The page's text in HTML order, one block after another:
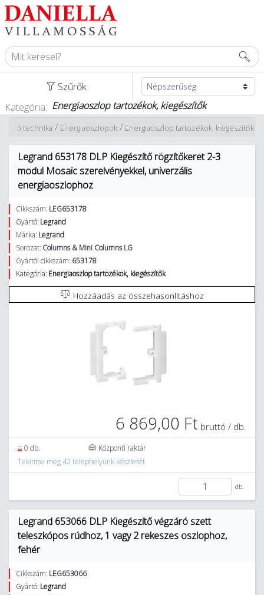
Szűrők
Kategória: Energiaoszlop tartozékok, kiegészítők
Energiaoszlop tartozékok, kiegészítők
/
Energiaoszlopok
/
technika
Legrand 653178 DLP Kiegészítő rögzítőkeret 2-3
modul Mosaic szerelvényekkel, univerzális
energiaoszlophoz
Cikkszám: LEG653178
Gyártó: Legrand
Márka: Legrand
Sorozat: Columns & Mini Columns LG
Gyártói cikkszám: 653178
Kategória: Energiaoszlop tartozékok, kiegészítők
Hozzáadás az összehasonlításhoz
6 869,00 Ft bruttó / db.
0 db.
Központi raktár
Tekintse meg 42 telephelyünk készletét
db.
Legrand 653066 DLP Kiegészítő végzáró szett
teleszkópos rúdhoz, 1 vagy 2 rekeszes oszlophoz,
fehér
Cikkszám: LEG653066
Gyártó: Legrand